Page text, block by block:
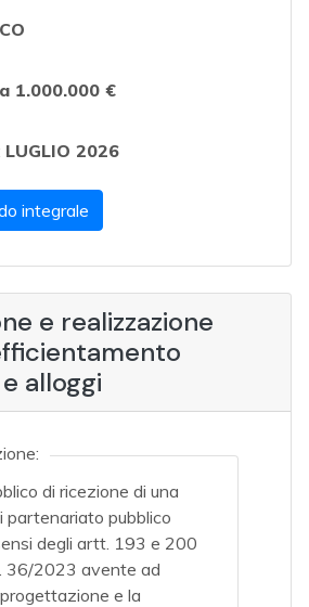
CO
1.000.000 €
LUGLIO 2026
integrale
e realizzazione
alloggi
di ricezione di una
partenariato pubblico
degli artt. 193 e 200
36/2023 avente ad
e la